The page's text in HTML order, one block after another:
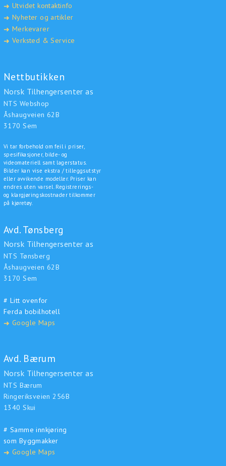
➜ Utvidet kontaktinfo
➜ Nyheter og artikler
➜ Merkevarer
➜ Verksted & Service
Nettbutikken
Norsk Tilhengersenter as
NTS Webshop
Åshaugveien 62B
3170 Sem
Vi tar forbehold om feil i priser,
spesifikasjoner, bilde- og
videomateriell samt lagerstatus.
Bilder kan vise ekstra / tilleggsutstyr
eller avvikende modeller. Priser kan
endres uten varsel. Registrerings-
og klargjøringskostnader tilkommer
på kjøretøy.
Avd. Tønsberg
Norsk Tilhengersenter as
NTS Tønsberg
Åshaugveien 62B
3170 Sem
# Litt ovenfor
Ferda bobilhotell
➜ Google Maps
Avd. Bærum
Norsk Tilhengersenter as
NTS Bærum
Ringeriksveien 256B
1340 Skui
# Samme innkjøring
som Byggmakker
➜ Google Maps